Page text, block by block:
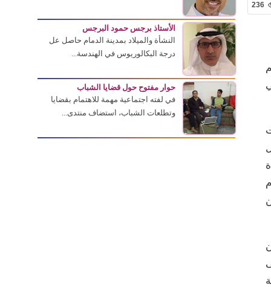
236
عن
الأستاذ برجس حمود البرجس
النشأة والميلاد بمدينة الدمام حاصل عل
درجة البكالوريوس في الهندسة...
حوار مفتوح حول قضايا الشباب
في لفته اجتماعية مهمة للاهتمام بقضايا
وتطلعات الشباب، استضاف منتدى...